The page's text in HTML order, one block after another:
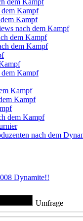
Kampf
Kampf
nach dem Kampf
dem Kampf
dem Kampf
dem Kampf
Kampf
Kampf
dem Kampf
nach dem
Dynamite!!
Umfrage